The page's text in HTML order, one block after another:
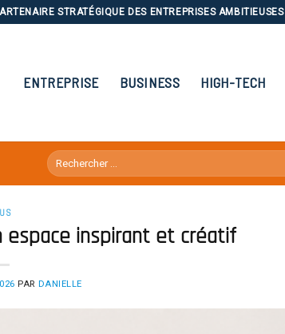
STRATÉGIQUE DES ENTREPRISES AMBITIEUSES
ENTREPRISE BUSINESS HIGH-TECH
espace inspirant et créatif
PAR DANIELLE